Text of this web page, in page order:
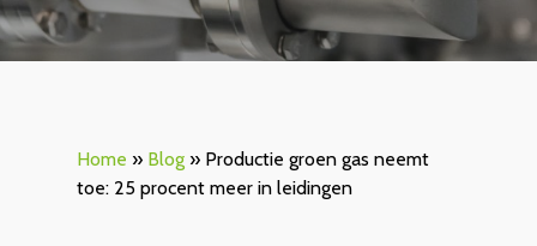
Home » Blog » Productie groen gas neemt
toe: 25 procent meer in leidingen